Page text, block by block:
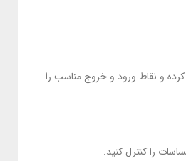
کرده و نقاط ورود و خروج مناسب را
را کنترل کنید.